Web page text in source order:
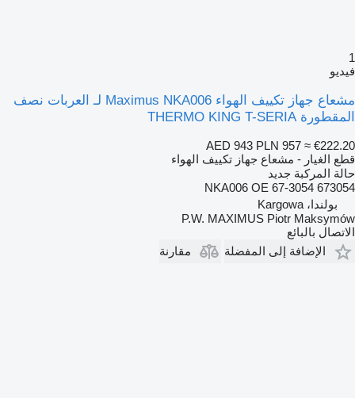
1
فيديو
مشعاع جهاز تكييف الهواء Maximus NKA006 لـ العربات نصف
المقطورة THERMO KING T-SERIA
AED 943 PLN 957 ≈ €222.20
قطع الغيار - مشعاع جهاز تكييف الهواء
حالة المركبة جديد
NKA006 OE 67-3054 673054
بولندا، Kargowa
P.W. MAXIMUS Piotr Maksymów
الاتصال بالبائع
الإضافة إلى المفضلة
مقارنة